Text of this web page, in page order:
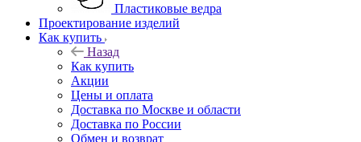
Пластиковые ведра
Проектирование изделий
Как купить
Назад
Как купить
Акции
Цены и оплата
Доставка по Москве и области
Доставка по России
Обмен и возврат